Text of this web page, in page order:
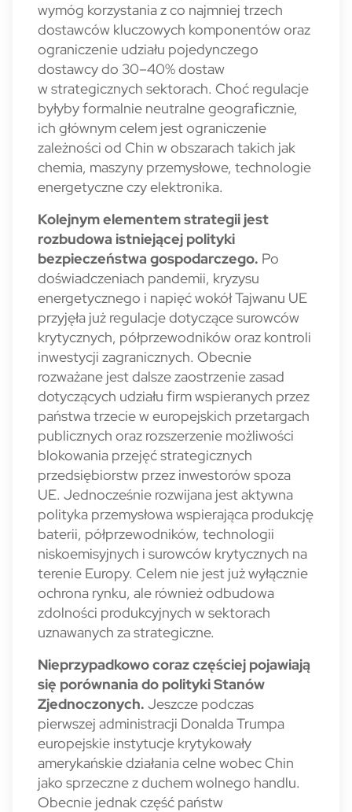
wymóg korzystania z co najmniej trzech
dostawców kluczowych komponentów oraz
ograniczenie udziału pojedynczego
dostawcy do 30–40% dostaw
w strategicznych sektorach. Choć regulacje
byłyby formalnie neutralne geograficznie,
ich głównym celem jest ograniczenie
zależności od Chin w obszarach takich jak
chemia, maszyny przemysłowe, technologie
energetyczne czy elektronika.
Kolejnym elementem strategii jest
rozbudowa istniejącej polityki
bezpieczeństwa gospodarczego. Po
doświadczeniach pandemii, kryzysu
energetycznego i napięć wokół Tajwanu UE
przyjęła już regulacje dotyczące surowców
krytycznych, półprzewodników oraz kontroli
inwestycji zagranicznych. Obecnie
rozważane jest dalsze zaostrzenie zasad
dotyczących udziału firm wspieranych przez
państwa trzecie w europejskich przetargach
publicznych oraz rozszerzenie możliwości
blokowania przejęć strategicznych
przedsiębiorstw przez inwestorów spoza
UE. Jednocześnie rozwijana jest aktywna
polityka przemysłowa wspierająca produkcję
baterii, półprzewodników, technologii
niskoemisyjnych i surowców krytycznych na
terenie Europy. Celem nie jest już wyłącznie
ochrona rynku, ale również odbudowa
zdolności produkcyjnych w sektorach
uznawanych za strategiczne.
Nieprzypadkowo coraz częściej pojawiają
się porównania do polityki Stanów
Zjednoczonych. Jeszcze podczas
pierwszej administracji Donalda Trumpa
europejskie instytucje krytykowały
amerykańskie działania celne wobec Chin
jako sprzeczne z duchem wolnego handlu.
Obecnie jednak część państw